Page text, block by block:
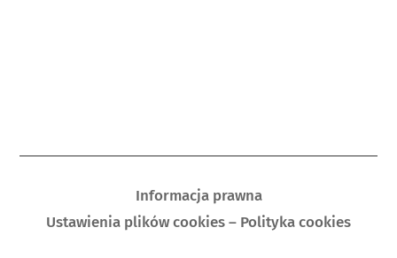
Informacja prawna
Ustawienia plików cookies – Polityka cookies